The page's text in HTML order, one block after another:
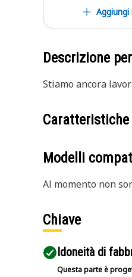
Descrizione
Stiamo ancora
Modelli
Al momento non
Chiave
Idoneità di
Questa parte è